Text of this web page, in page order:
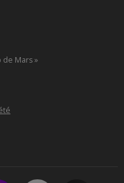
de Mars »